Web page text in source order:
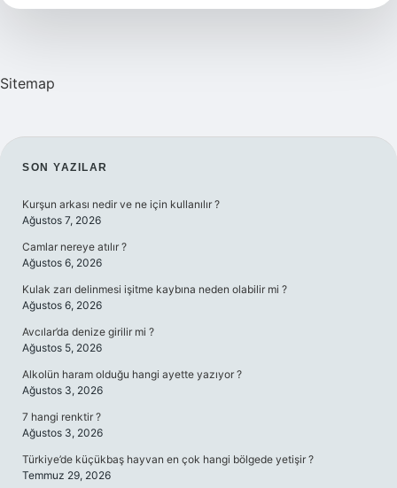
Nedir
Sitemap
SIDEBAR
SON YAZILAR
Kurşun arkası nedir ve ne için kullanılır ?
Ağustos 7, 2026
Camlar nereye atılır ?
Ağustos 6, 2026
Kulak zarı delinmesi işitme kaybına neden olabilir mi ?
Ağustos 6, 2026
Avcılar’da denize girilir mi ?
Ağustos 5, 2026
Alkolün haram olduğu hangi ayette yazıyor ?
Ağustos 3, 2026
7 hangi renktir ?
Ağustos 3, 2026
Türkiye’de küçükbaş hayvan en çok hangi bölgede yetişir ?
Temmuz 29, 2026